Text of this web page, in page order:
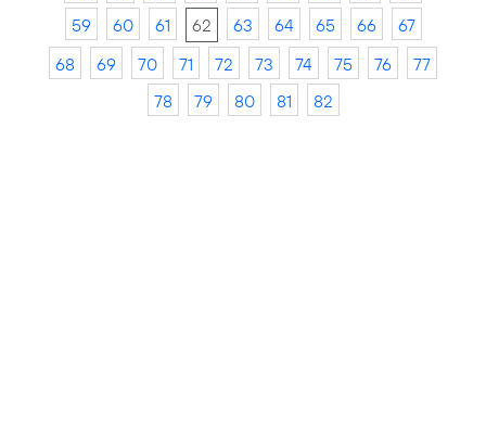
59
60 61 62 63 64 65 66
67
68
69 70 71 72 73 74 75 76
77
78
79 80 81 82